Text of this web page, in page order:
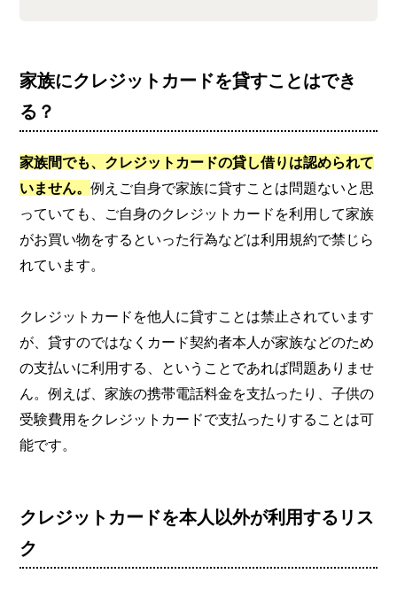
家族にクレジットカードを貸すことはでき
る？
家族間でも、クレジットカードの貸し借りは認められて
いません。例えご自身で家族に貸すことは問題ないと思
っていても、ご自身のクレジットカードを利用して家族
がお買い物をするといった行為などは利用規約で禁じら
れています。
クレジットカードを他人に貸すことは禁止されています
が、貸すのではなくカード契約者本人が家族などのため
の支払いに利用する、ということであれば問題ありませ
ん。例えば、家族の携帯電話料金を支払ったり、子供の
受験費用をクレジットカードで支払ったりすることは可
能です。
クレジットカードを本人以外が利用するリス
ク